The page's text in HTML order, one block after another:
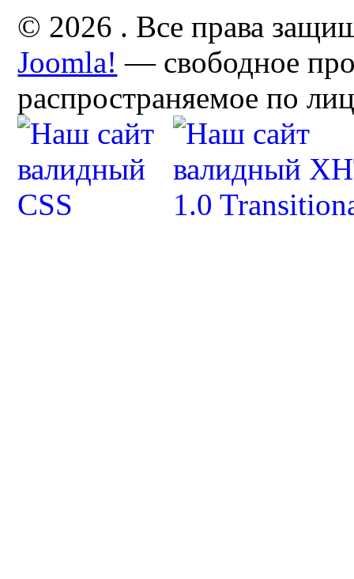
© 2026 . Все права
Joomla! — свободное
распространяемое по